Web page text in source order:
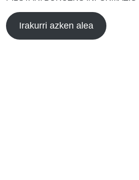
Irakurri azken alea